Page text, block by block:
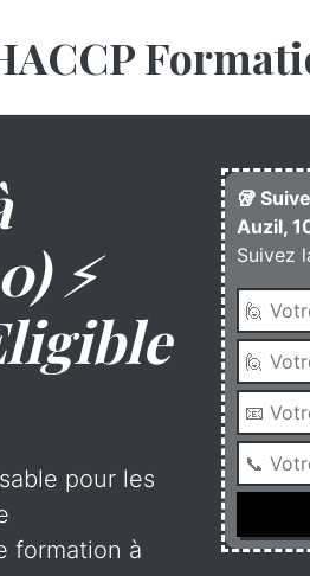
⚡
pour les
formation à
🥡
Auzil,
Suivez